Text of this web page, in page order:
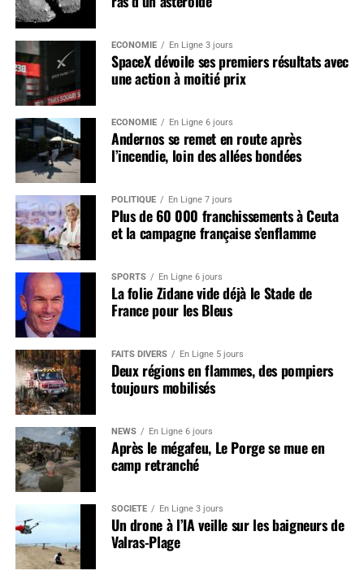
ÉCONOMIE En Ligne 3 jours
SpaceX dévoile ses premiers résultats avec
une action à moitié prix
ÉCONOMIE En Ligne 6 jours
Andernos se remet en route après
l’incendie, loin des allées bondées
POLITIQUE En Ligne 7 jours
Plus de 60 000 franchissements à Ceuta
et la campagne française s’enflamme
SPORTS En Ligne 6 jours
La folie Zidane vide déjà le Stade de
France pour les Bleus
FAITS DIVERS En Ligne 5 jours
Deux régions en flammes, des pompiers
toujours mobilisés
NEWS En Ligne 6 jours
Après le mégafeu, Le Porge se mue en
camp retranché
SOCIÉTÉ En Ligne 3 jours
Un drone à l’IA veille sur les baigneurs de
Valras-Plage